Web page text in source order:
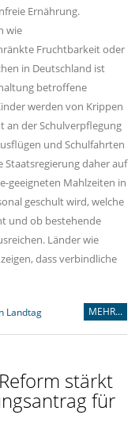
Ernährung.
wie
Fruchtbarkeit oder
in Deutschland ist
betroffene
werden von Krippen
an der Schulverpflegung
und Schulfahrten
Staatsregierung daher auf
geeigneten Mahlzeiten in
geschult wird, welche
und ob bestehende
Länder wie
dass verbindliche
Landtag MEHR...
stärkt
für